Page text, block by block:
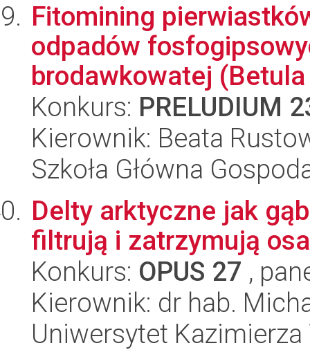
Fitomining
odpadów
brodawkowatej
Konkurs: PRELUDIUM
Kierownik: Beata
Szkoła Główna
Delty arktyczne jak
filtrują i zatrzymują
Konkurs: OPUS 27 ,
Kierownik: dr hab.
Uniwersytet